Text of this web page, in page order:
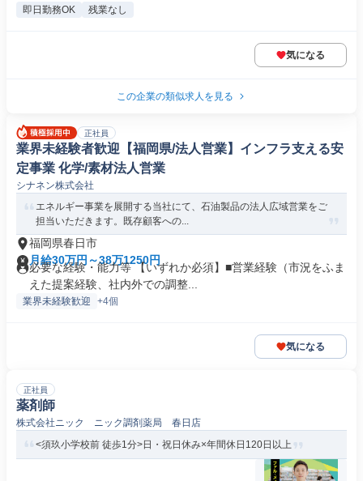
即日勤務OK 残業なし
気になる
この企業の類似求人を見る
正社員
業界未経験者歓迎【福岡県/法人営業】インフラ支える安
定事業 化学/素材法人営業
シナネン株式会社
エネルギー事業を展開する当社にて、石油製品の法人広域営業をご
担当いただきます。既存顧客への...
福岡県春日市
月給30万円～38万1250円
必要な経験・能力等 【いずれか必須】■営業経験（市況をふま
えた提案経験、社内外での調整...
業界未経験歓迎 +4個
気になる
正社員
薬剤師
株式会社ニック ニック調剤薬局 春日店
<須玖小学校前 徒歩1分>日・祝日休み×年間休日120日以上